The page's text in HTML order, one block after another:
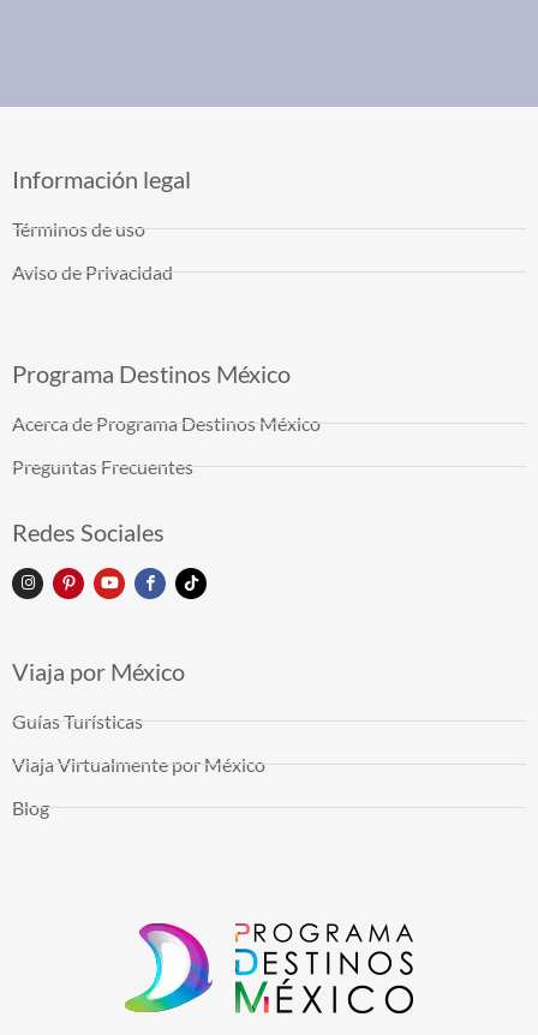
Información legal
Términos de uso
Aviso de Privacidad
Programa Destinos México
Acerca de Programa Destinos México
Preguntas Frecuentes
Redes Sociales
Viaja por México
Guías Turísticas
Viaja Virtualmente por México
Blog